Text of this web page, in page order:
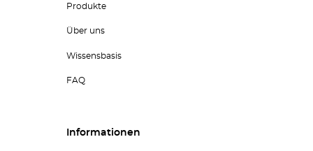
Produkte
Über uns
Wissensbasis
FAQ
Informationen